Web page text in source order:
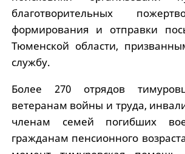
благотворительных
формирования и отправки
Тюменской области,
службу.
Более 270 отрядов
ветеранам войны и труда,
членам семей погибших
гражданам пенсионного